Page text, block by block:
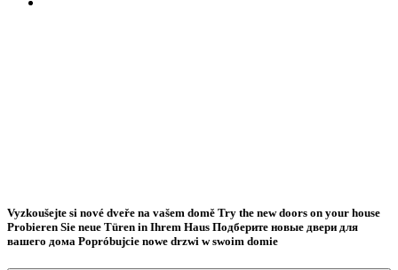
Vyzkoušejte si nové dveře na vašem domě Try the new doors on your house
Probieren Sie neue Türen in Ihrem Haus Подберите новые двери для
вашего дома Popróbujcie nowe drzwi w swoim domie